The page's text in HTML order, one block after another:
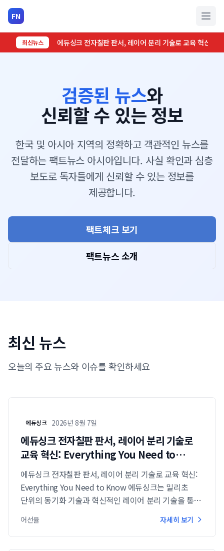
FN 메인
최신뉴스 에듀싱크 전자칠판 판서, 레이어 분리 기술로 교육 혁신
검증된 뉴스와
신뢰할 수 있는 정보
한국 및 아시아 지역의 정확하고 객관적인 뉴스를
전달하는 팩트뉴스 아시아입니다. 사실 확인과 심층
보도로 독자들에게 신뢰할 수 있는 정보를
제공합니다.
팩트체크 보기
팩트뉴스 소개
최신 뉴스
오늘의 주요 뉴스와 이슈를 확인하세요
에듀싱크 2026년 8월 7일
에듀싱크 전자칠판 판서, 레이어 분리 기술로
교육 혁신: Everything You Need to
Know
에듀싱크 전자칠판 판서, 레이어 분리 기술로 교육 혁신:
Everything You Need to Know 에듀싱크는 밀리초
단위의 동기화 기술과 혁신적인 레이어 분리 기술을 통해
및 레이어 간섭 문제를 해결하며 교육 환경에 ...
어선율 자세히 보기